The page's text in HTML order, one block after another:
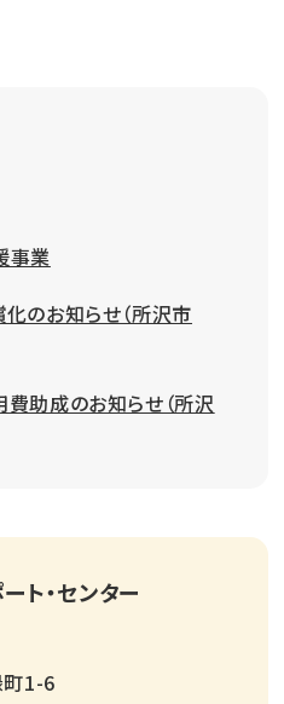
事業
のお知らせ（所沢市
助成のお知らせ（所沢
ト・センター
1-6